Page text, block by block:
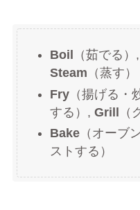
Boil （茹でる）,
Steam （蒸す）
Fry（揚げる・
する）, Grill （
Bake（オーブ
ストする）